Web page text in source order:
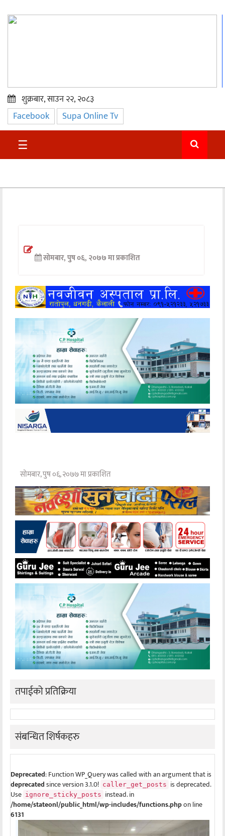
प्रमुख
समाचार
सुदुर
अन्तर्वार्ता
खेलकुद
मनोरञ्जन
अन्य
शुक्रबार, साउन २२, २०८३
Facebook Supa Online Tv
☰
सोमबार, पुष ०६, २०७७ मा प्रकाशित
सोमबार, पुष ०६, २०७७ मा प्रकाशित
तपाईको प्रतिक्रिया
संबन्धित शिर्षकहरु
Deprecated: Function WP_Query was called with an argument that is
deprecatedsince version 3.1.0! caller_get_posts is deprecated.
Use ignore_sticky_posts instead. in
/home/stateonl/public_html/wp-includes/functions.phpon line
6131